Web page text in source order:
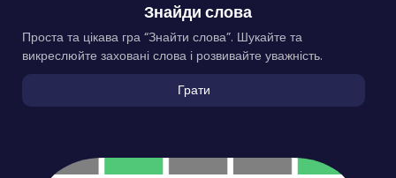
Знайди слова
Проста та цікава гра “Знайти слова”. Шукайте та
викреслюйте заховані слова і розвивайте уважність.
Грати